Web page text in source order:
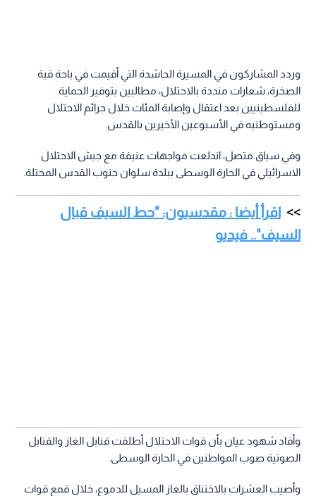
وردد المشاركون في المسيرة الحاشدة التي أقيمت في باحة قبة
الصخرة، شعارات منددة بالاحتلال، مطالبين بتوفير الحماية
للفلسطينيين بعد اعتقال وإصابة المئات خلال جرائم الاحتلال
ومستوطنيه في الأسبوعين الأخيرين بالقدس.
وفي سياق متصل، اندلعت مواجهات عنيفة مع جيش الاحتلال
الاسرائيلي في الحارة الوسطى ببلدة سلوان جنوب القدس المحتلة.
اقرأ أيضا : مقدسيون: "حط السيف قبال
السيف".. فيديو
وأفاد شهود عيان بأن قوات الاحتلال أطلقت قنابل الغاز والقنابل
الصوتية صوب المواطنين في الحارة الوسطى.
وأصيب العشرات بالاختناق بالغاز المسيل للدموع، خلال قمع قوات